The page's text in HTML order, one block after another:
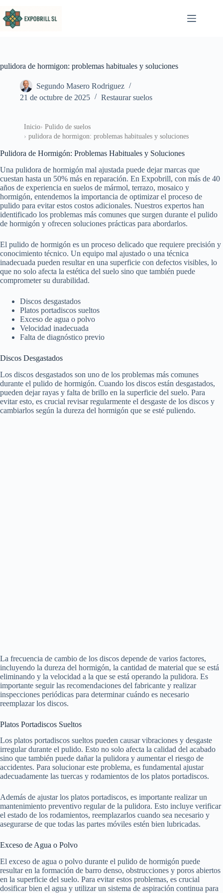
pulidora de hormigon: problemas habituales y soluciones
Segundo Masero Rodriguez
21 de octubre de 2025
Restaurar suelos
Inicio
Pulido de suelos
pulidora de hormigon: problemas habituales y soluciones
Pulidora de Hormigón: Problemas Habituales y Soluciones
Una pulidora de hormigón mal ajustada puede dejar marcas que
cuestan hasta un 50% más en reparación. En Expobrill, con más de 40
años de experiencia en suelos de mármol, terrazo, mosaico y
hormigón, entendemos la importancia de optimizar el proceso de
pulido para evitar estos costos adicionales. Nuestros expertos han
identificado los problemas más comunes que surgen durante el pulido
de hormigón y ofrecen soluciones prácticas para abordarlos.
El pulido de hormigón es un proceso delicado que requiere precisión y
conocimiento técnico. Un equipo mal ajustado o una técnica
inadecuada pueden resultar en una superficie con defectos visibles, lo
que no solo afecta la estética del suelo sino que también puede
comprometer su durabilidad.
Discos desgastados
Platos portadiscos sueltos
Exceso de agua o polvo
Velocidad inadecuada
Falta de diagnóstico previo
Discos Desgastados
Los discos desgastados son uno de los problemas más comunes
durante el pulido de hormigón. Cuando los discos están desgastados,
pueden dejar rayas y falta de brillo en la superficie del suelo. Para
evitar esto, es crucial revisar regularmente el desgaste de los discos y
cambiarlos según la dureza del hormigón que se esté puliendo.
La frecuencia de cambio de los discos depende de varios factores,
incluyendo la dureza del hormigón, la cantidad de material que se está
eliminando y la velocidad a la que se está operando la pulidora. Es
importante seguir las recomendaciones del fabricante y realizar
inspecciones periódicas para determinar cuándo es necesario
reemplazar los discos.
Platos Portadiscos Sueltos
Los platos portadiscos sueltos pueden causar vibraciones y desgaste
irregular durante el pulido. Esto no solo afecta la calidad del acabado
sino que también puede dañar la pulidora y aumentar el riesgo de
accidentes. Para solucionar este problema, es fundamental ajustar
adecuadamente las tuercas y rodamientos de los platos portadiscos.
Además de ajustar los platos portadiscos, es importante realizar un
mantenimiento preventivo regular de la pulidora. Esto incluye verificar
el estado de los rodamientos, reemplazarlos cuando sea necesario y
asegurarse de que todas las partes móviles estén bien lubricadas.
Exceso de Agua o Polvo
El exceso de agua o polvo durante el pulido de hormigón puede
resultar en la formación de barro denso, obstrucciones y poros abiertos
en la superficie del suelo. Para evitar estos problemas, es crucial
dosificar bien el agua y utilizar un sistema de aspiración continua para